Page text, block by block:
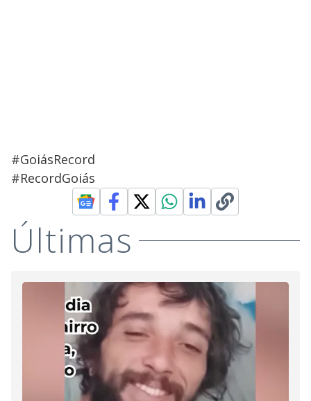
#GoiásRecord
#RecordGoiás
Últimas